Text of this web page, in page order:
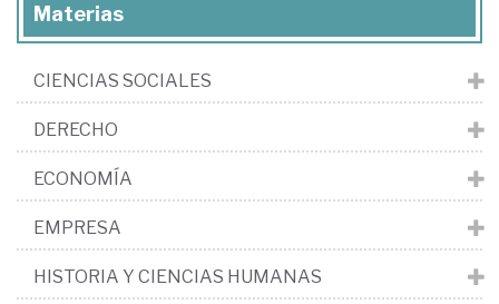
Materias
CIENCIAS SOCIALES
DERECHO
ECONOMÍA
EMPRESA
HISTORIA Y CIENCIAS HUMANAS